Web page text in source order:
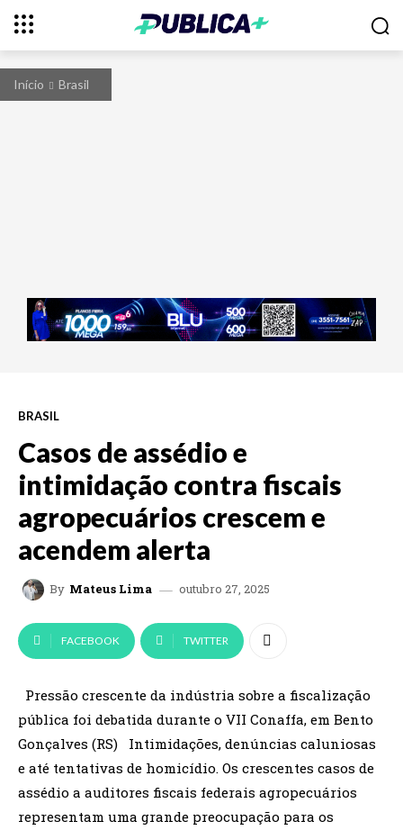
Início Brasil
BRASIL
Casos de assédio e
intimidação contra fiscais
agropecuários crescem e
acendem alerta
By Mateus Lima outubro 27, 2025
FACEBOOK TWITTER
Pressão crescente da indústria sobre a fiscalização
pública foi debatida durante o VII Conaffa, em Bento
Gonçalves (RS) Intimidações, denúncias caluniosas
e até tentativas de homicídio. Os crescentes casos de
assédio a auditores fiscais federais agropecuários
representam uma grande preocupação para os